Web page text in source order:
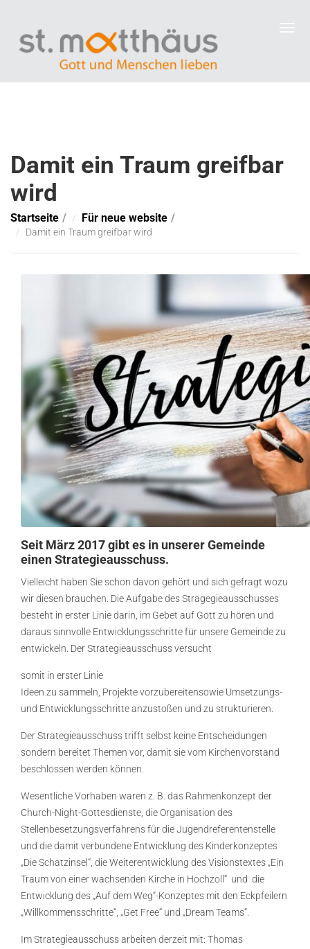
Damit ein Traum greifbar
wird
Startseite Für neue website
Damit ein Traum greifbar wird
Seit März 2017 gibt es in unserer Gemeinde
einen Strategieausschuss.
Vielleicht haben Sie schon davon gehört und sich gefragt wozu
wir diesen brauchen. Die Aufgabe des Stragegieausschusses
besteht in erster Linie darin, im Gebet auf Gott zu hören und
daraus sinnvolle Entwicklungsschritte für unsere Gemeinde zu
entwickeln. Der Strategieausschuss versucht
somit in erster Linie
Ideen zu sammeln, Projekte vorzubereitensowie Umsetzungs-
und Entwicklungsschritte anzustoßen und zu strukturieren.
Der Strategieausschuss trifft selbst keine Entscheidungen
sondern bereitet Themen vor, damit sie vom Kirchenvorstand
beschlossen werden können.
Wesentliche Vorhaben waren z. B. das Rahmenkonzept der
Church-Night-Gottesdienste, die Organisation des
Stellenbesetzungsverfahrens für die Jugendreferentenstelle
und die damit verbundene Entwicklung des Kinderkonzeptes
„Die Schatzinsel“, die Weiterentwicklung des Visionstextes „Ein
Traum von einer wachsenden Kirche in Hochzoll“ und die
Entwicklung des „Auf dem Weg“-Konzeptes mit den Eckpfeilern
„Willkommensschritte“, „Get Free“ und „Dream Teams“.
Im Strategieausschuss arbeiten derzeit mit: Thomas